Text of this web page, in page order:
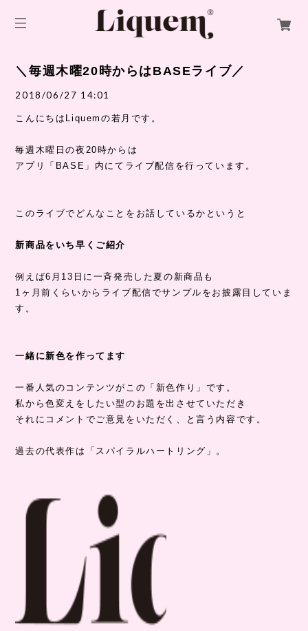
＼毎週木曜20時からはBASEライブ／
2018/06/27 14:01
こんにちはLiquemの若月です。
毎週木曜日の夜20時からは
アプリ「BASE」内にてライブ配信を行っています。
このライブでどんなことをお話しているかというと
新商品をいち早くご紹介
例えば6月13日に一斉発売した夏の新商品も
1ヶ月前くらいからライブ配信でサンプルをお披露目していま
す。
一緒に新色を作ってます
一番人気のコンテンツがこの「新色作り」です。
私から色変えをしたい型のお題を出させていただき
それにコメントでご意見をいただく、と言う内容です。
過去の代表作は「スパイラルハートリング」。